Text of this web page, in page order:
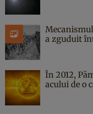
a zguduit
În 2012,
acului de o